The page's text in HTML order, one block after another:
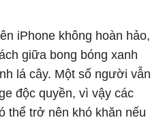
iPhone không hoàn hảo,
giữa bong bóng xanh
lá cây. Một số người vẫn
độc quyền, vì vậy các
thể trở nên khó khăn nếu